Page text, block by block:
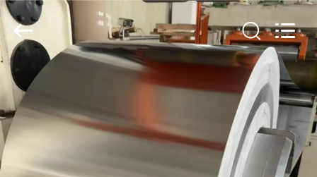
घर
उत्पादों
वीडियो
Guanglu
Special
Steel
Co.,
Ltd.
All
Rights
Reserved.